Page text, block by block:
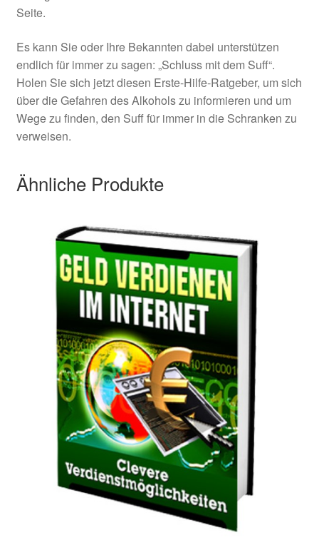
Seite.
Es kann Sie oder Ihre Bekannten dabei unterstützen
endlich für immer zu sagen: „Schluss mit dem Suff“.
Holen Sie sich jetzt diesen Erste-Hilfe-Ratgeber, um sich
über die Gefahren des Alkohols zu informieren und um
Wege zu finden, den Suff für immer in die Schranken zu
verweisen.
Ähnliche Produkte